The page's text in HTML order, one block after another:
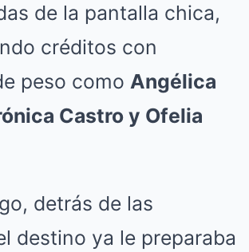
de la pantalla chica,
créditos con
peso como Angélica
Castro y Ofelia
detrás de las
destino ya le preparaba